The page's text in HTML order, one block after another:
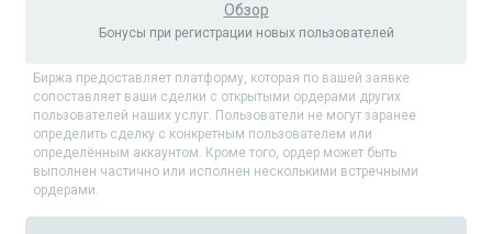
Обзор
Бонусы при регистрации новых пользователей
Биржа предоставляет платформу, которая по вашей заявке
сопоставляет ваши сделки с открытыми ордерами других
пользователей наших услуг. Пользователи не могут заранее
определить сделку с конкретным пользователем или
определённым аккаунтом. Кроме того, ордер может быть
выполнен частично или исполнен несколькими встречными
ордерами.